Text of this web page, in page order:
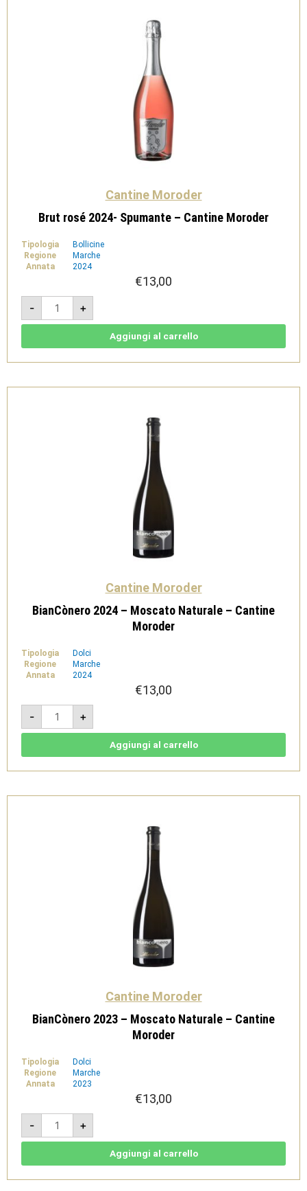
Cantine Moroder
Brut rosé 2024- Spumante – Cantine Moroder
Tipologia
Bollicine
Regione
Marche
Annata
2024
€13,00
-
Brut
rosé
2024-
Spumante
quantità
+
Aggiungi al carrello
Cantine Moroder
BianCònero 2024 – Moscato Naturale – Cantine
Moroder
Tipologia
Dolci
Regione
Marche
Annata
2024
€13,00
-
BianCònero
2024
-
Moscato
Moroder
+
Aggiungi al carrello
Cantine Moroder
BianCònero 2023 – Moscato Naturale – Cantine
Moroder
Tipologia
Dolci
Regione
Marche
Annata
2023
€13,00
-
BianCònero
2023
-
Moscato
Moroder
+
Aggiungi al carrello